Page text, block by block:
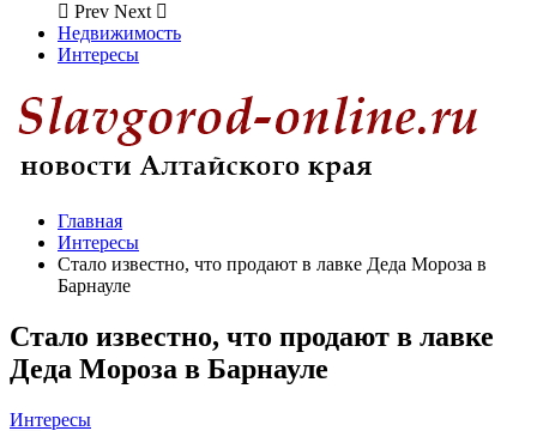
Prev Next
Недвижимость
Интересы
Главная
Интересы
Стало известно, что продают в лавке Деда Мороза в
Барнауле
Стало известно, что продают в лавке
Деда Мороза в Барнауле
Интересы